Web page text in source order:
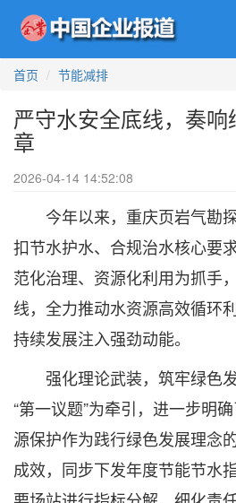
首页
节能减排
严守水安全底线，奏响
章
2026-04-14 14:52:08
今年以来，重庆页岩气勘
扣节水护水、合规治水核心要
范化治理、资源化利用为抓手
线，全力推动水资源高效循环
持续发展注入强劲动能。
强化理论武装，筑牢绿色
“第一议题”为牵引，进一步明
源保护作为践行绿色发展理念
成效，同步下发年度节能节水